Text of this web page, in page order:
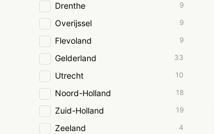
Drenthe 9
Overijssel 9
Flevoland 9
Gelderland 33
Utrecht 10
Noord-Holland 18
Zuid-Holland 19
Zeeland 4